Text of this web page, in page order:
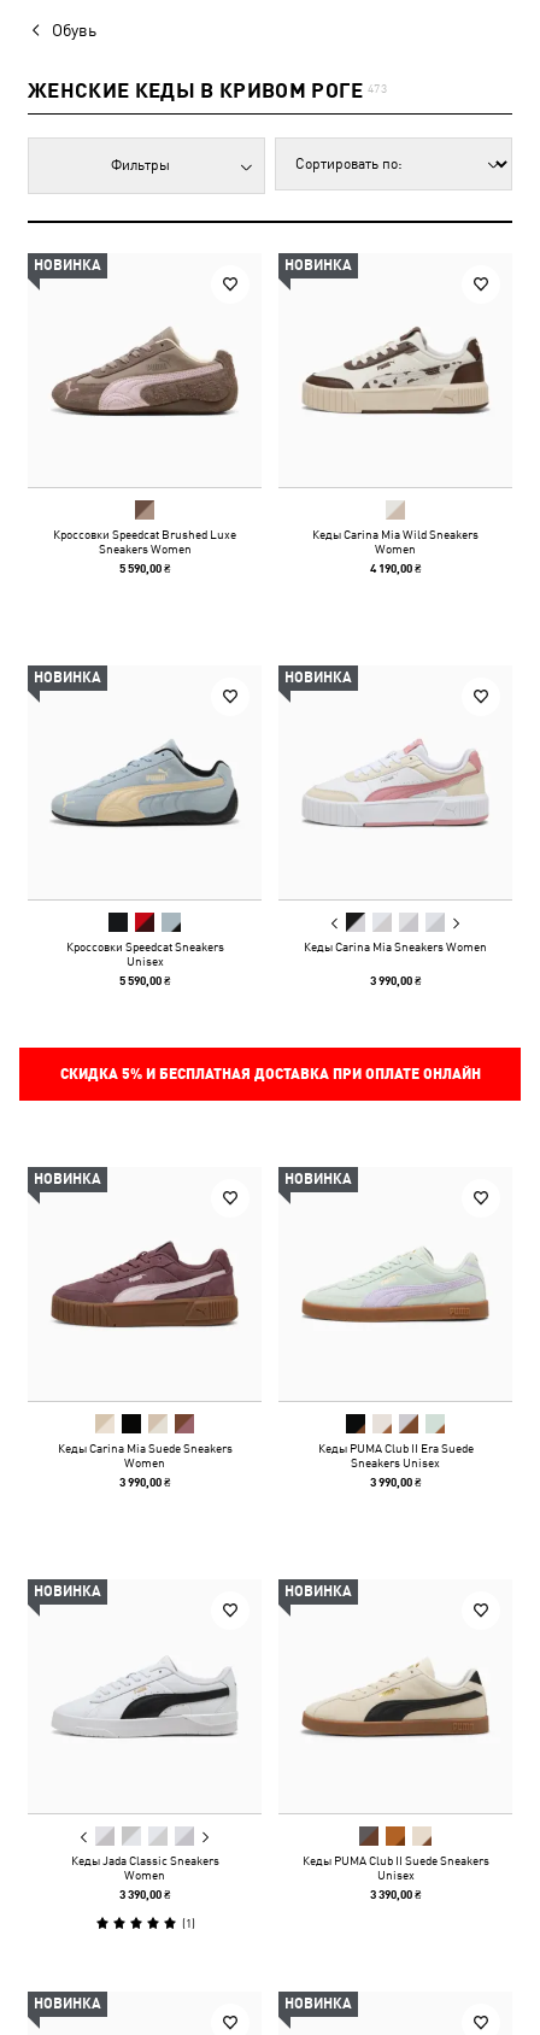
Обувь
ЖЕНСКИЕ КЕДЫ В КРИВОМ РОГЕ 473
Фильтры
НОВИНКА
Кроссовки Speedcat Brushed Luxe
Sneakers Women
5 590,00 ₴
НОВИНКА
Кеды Carina Mia Wild Sneakers
Women
4 190,00 ₴
НОВИНКА
Кроссовки Speedcat Sneakers
Unisex
5 590,00 ₴
НОВИНКА
Кеды Carina Mia Sneakers Women
3 990,00 ₴
СКИДКА 5%И БЕСПЛАТНАЯ ДОСТАВКА ПРИ ОПЛАТЕ ОНЛАЙН
НОВИНКА
Кеды Carina Mia Suede Sneakers
Women
3 990,00 ₴
НОВИНКА
Кеды PUMA Club II Era Suede
Sneakers Unisex
3 990,00 ₴
НОВИНКА
Кеды Jada Classic Sneakers
Women
3 390,00 ₴
(1)
НОВИНКА
Кеды PUMA Club II Suede Sneakers
Unisex
3 390,00 ₴
НОВИНКА НОВИНКА